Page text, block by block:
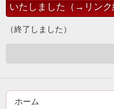
いたしました（→リンク
（終了しました）
ホーム